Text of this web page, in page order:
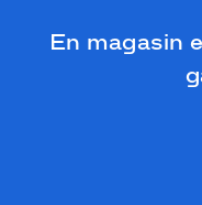
En magasin